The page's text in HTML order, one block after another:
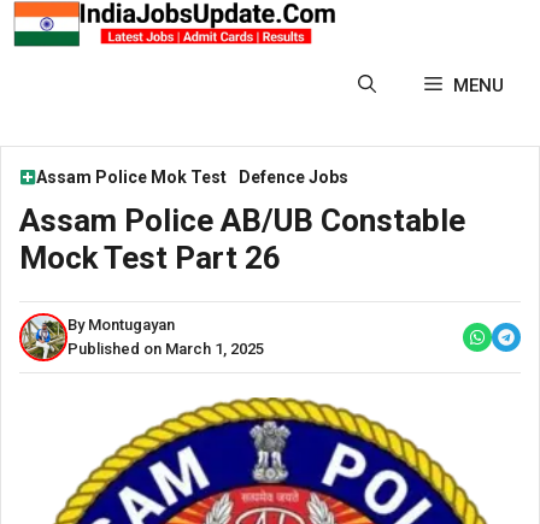
MENU
Assam Police Mok Test Defence Jobs
Assam Police AB/UB Constable
Mock Test Part 26
By Montugayan
Published on March 1, 2025